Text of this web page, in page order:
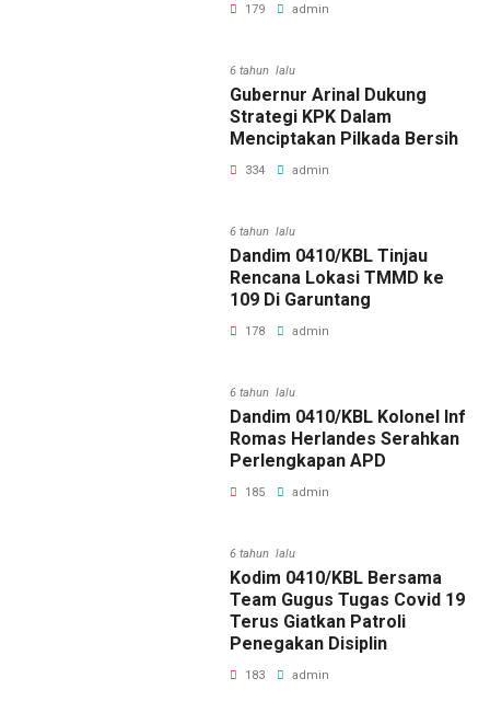
179 admin
6 tahun lalu
Gubernur Arinal Dukung
Strategi KPK Dalam
Menciptakan Pilkada Bersih
334 admin
6 tahun lalu
Dandim 0410/KBL Tinjau
Rencana Lokasi TMMD ke
109 Di Garuntang
178 admin
6 tahun lalu
Dandim 0410/KBL Kolonel Inf
Romas Herlandes Serahkan
Perlengkapan APD
185 admin
6 tahun lalu
Kodim 0410/KBL Bersama
Team Gugus Tugas Covid 19
Terus Giatkan Patroli
Penegakan Disiplin
183 admin